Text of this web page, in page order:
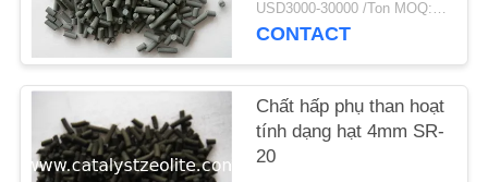
SƠ
ĐỒ
TRANG
WEB
USD3000-30000 /Ton MOQ:1 kg
CONTACT
Chất hấp phụ than hoạt
tính dạng hạt 4mm SR-
20